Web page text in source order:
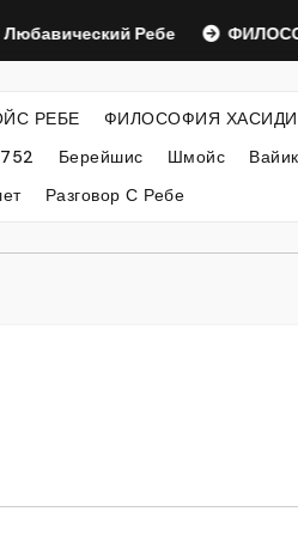
Ребе ФИЛОСОФИЯ
РЕБЕ ФИЛОСОФИЯ
Берейшис Шмойс
Разговор С Ребе